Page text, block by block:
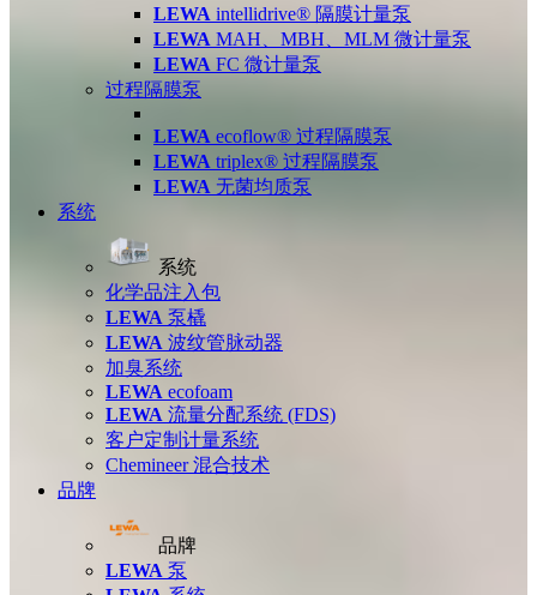
LEWA intellidrive® 隔膜计量泵
LEWA MAH、MBH、MLM 微计量泵
LEWA FC 微计量泵
过程隔膜泵
LEWA ecoflow® 过程隔膜泵
LEWA triplex® 过程隔膜泵
LEWA 无菌均质泵
系统
系统
化学品注入包
LEWA 泵橇
LEWA 波纹管脉动器
加臭系统
LEWA ecofoam
LEWA 流量分配系统 (FDS)
客户定制计量系统
Chemineer 混合技术
品牌
品牌
LEWA 泵